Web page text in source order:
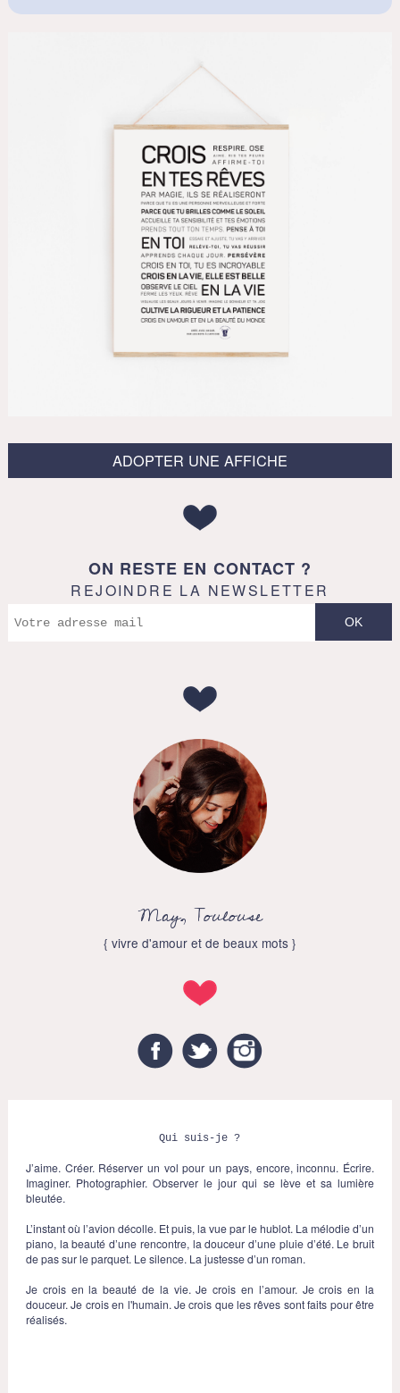
ADOPTER UNE AFFICHE
ON RESTE EN CONTACT ?
REJOINDRE LA NEWSLETTER
May, Toulouse
{ vivre d'amour et de beaux mots }
FacebookTwitter
Qui suis-je ?
J’aime. Créer. Réserver un vol pour un pays, encore, inconnu. Écrire.
Imaginer. Photographier. Observer le jour qui se lève et sa lumière
bleutée.
L’instant où l’avion décolle. Et puis, la vue par le hublot. La mélodie d’un
piano, la beauté d’une rencontre, la douceur d’une pluie d’été. Le bruit
de pas sur le parquet. Le silence. La justesse d’un roman.
Je crois en la beauté de la vie. Je crois en l’amour. Je crois en la
douceur. Je crois en l'humain. Je crois que les rêves sont faits pour être
réalisés.